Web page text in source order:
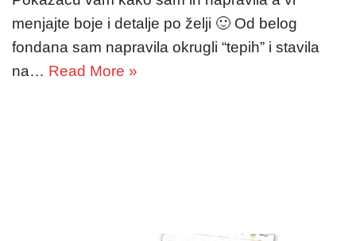
menjajte boje i detalje po želji 🙂 Od belog
fondana sam napravila okrugli “tepih” i stavila
na… Read More »